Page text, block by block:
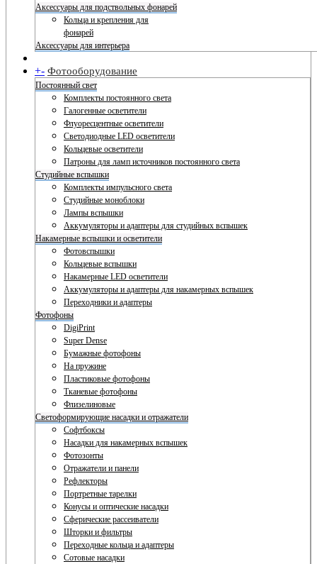
Аксессуары для подствольных фонарей
Кольца и крепления для
фонарей
Аксессуары для интерьера
+- Фотооборудование
Постоянный свет
Комплекты постоянного света
Галогенные осветители
Флуоресцентные осветители
Светодиодные LED осветители
Кольцевые осветители
Патроны для ламп источников постоянного света
Студийные вспышки
Комплекты импульсного света
Студийные моноблоки
Лампы вспышки
Аккумуляторы и адаптеры для студийных вспышек
Накамерные вспышки и осветители
Фотовспышки
Кольцевые вспышки
Накамерные LED осветители
Аккумуляторы и адаптеры для накамерных вспышек
Переходники и адаптеры
Фотофоны
DigiPrint
Super Dense
Бумажные фотофоны
На пружине
Пластиковые фотофоны
Тканевые фотофоны
Флизелиновые
Светоформирующие насадки и отражатели
Софтбоксы
Насадки для накамерных вспышек
Фотозонты
Отражатели и панели
Рефлекторы
Портретные тарелки
Конусы и оптические насадки
Сферические рассеиватели
Шторки и фильтры
Переходные кольца и адаптеры
Сотовые насадки